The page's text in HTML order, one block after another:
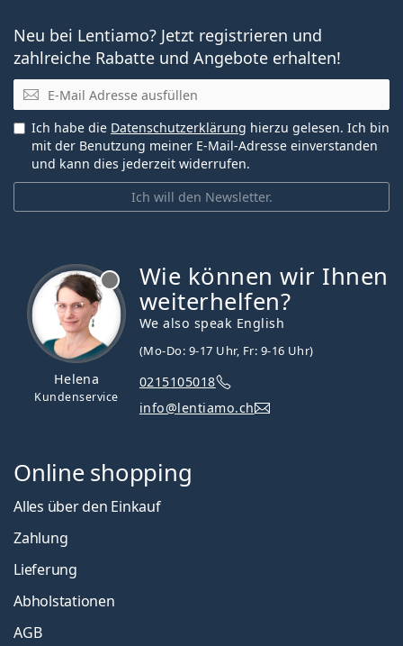
Neu bei Lentiamo? Jetzt registrieren und
zahlreiche Rabatte und Angebote erhalten!
E-Mail
Ich will den Newsletter.
Ich habe die Datenschutzerklärung hierzu gelesen. Ich bin
mit der Benutzung meiner E-Mail-Adresse einverstanden
und kann dies jederzeit widerrufen.
Helena
Kundenservice
Wie können wir Ihnen
weiterhelfen?
We also speak English
(Mo-Do: 9-17 Uhr, Fr: 9-16 Uhr)
0215105018
info@lentiamo.ch
Online shopping
Alles über den Einkauf
Zahlung
Lieferung
Abholstationen
AGB